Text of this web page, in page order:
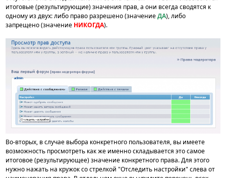
итоговые (результирующие) значения прав, а они всегда сводятся к
одному из двух: либо право разрешено (значениеДА), либо
запрещено (значение НИКОГДА).
Во-вторых, в случае выбора конкретного пользователя, вы имеете
возможность просмотреть как же именно складывается это самое
итоговое (результирующее) значение конкретного права. Для этого
нужно нажать на кружок со стрелкой "Отследить настройки" слева от